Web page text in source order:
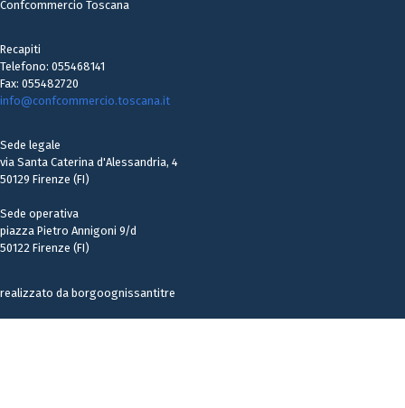
Confcommercio Toscana
Recapiti
Telefono: 055468141
Fax: 055482720
info@confcommercio.toscana.it
Sede legale
via Santa Caterina d'Alessandria, 4
50129 Firenze (FI)
Sede operativa
piazza Pietro Annigoni 9/d
50122 Firenze (FI)
realizzato da borgoognissantitre